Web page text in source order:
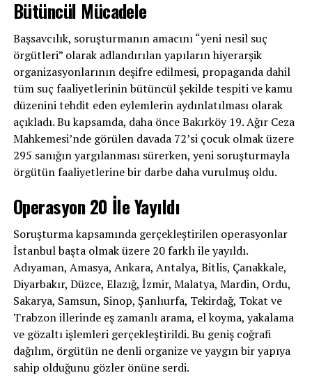
Bütüncül Mücadele
Başsavcılık, soruşturmanın amacını “yeni nesil suç
örgütleri” olarak adlandırılan yapıların hiyerarşik
organizasyonlarının deşifre edilmesi, propaganda dahil
tüm suç faaliyetlerinin bütüncül şekilde tespiti ve kamu
düzenini tehdit eden eylemlerin aydınlatılması olarak
açıkladı. Bu kapsamda, daha önce Bakırköy 19. Ağır Ceza
Mahkemesi’nde görülen davada 72’si çocuk olmak üzere
295 sanığın yargılanması sürerken, yeni soruşturmayla
örgütün faaliyetlerine bir darbe daha vurulmuş oldu.
Operasyon 20 İle Yayıldı
Soruşturma kapsamında gerçekleştirilen operasyonlar
İstanbul başta olmak üzere 20 farklı ile yayıldı.
Adıyaman, Amasya, Ankara, Antalya, Bitlis, Çanakkale,
Diyarbakır, Düzce, Elazığ, İzmir, Malatya, Mardin, Ordu,
Sakarya, Samsun, Sinop, Şanlıurfa, Tekirdağ, Tokat ve
Trabzon illerinde eş zamanlı arama, el koyma, yakalama
ve gözaltı işlemleri gerçekleştirildi. Bu geniş coğrafi
dağılım, örgütün ne denli organize ve yaygın bir yapıya
sahip olduğunu gözler önüne serdi.